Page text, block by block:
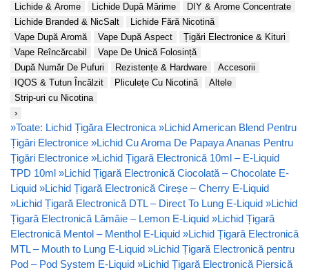
Lichide & Arome
Lichide După Mărime
DIY & Arome Concentrate
Lichide Branded & NicSalt
Lichide Fără Nicotină
Vape După Aromă
Vape După Aspect
Țigări Electronice & Kituri
Vape Reîncărcabil
Vape De Unică Folosință
După Număr De Pufuri
Rezistențe & Hardware
Accesorii
IQOS & Tutun Încălzit
Pliculețe Cu Nicotină
Altele
Strip-uri cu Nicotina
›
»Toate: Lichid Țigăra Electronica »Lichid American Blend Pentru
Țigări Electronice »Lichid Cu Aroma De Papaya Ananas Pentru
Țigări Electronice »Lichid Țigară Electronică 10ml – E-Liquid
TPD 10ml »Lichid Țigară Electronică Ciocolată – Chocolate E-
Liquid »Lichid Țigară Electronică Cireșe – Cherry E-Liquid
»Lichid Țigară Electronică DTL – Direct To Lung E-Liquid »Lichid
Țigară Electronică Lămâie – Lemon E-Liquid »Lichid Țigară
Electronică Mentol – Menthol E-Liquid »Lichid Țigară Electronică
MTL – Mouth to Lung E-Liquid »Lichid Țigară Electronică pentru
Pod – Pod System E-Liquid »Lichid Țigară Electronică Piersică